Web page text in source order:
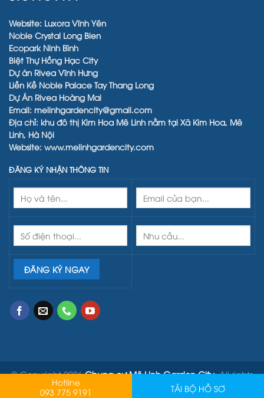
Website: Luxora Vĩnh Yên
Noble Crystal Long Bien
Ecopark Ninh Bình
Biệt Thự Hồng Hạc City
Dự án Rivea Vĩnh Hưng
Liền Kề Noble Palace Tay Thang Long
Dự Án Rivea Hoàng Mai
Email: melinhgardencity@gmail.com
Địa chỉ: khu đô thị Kim Hoa Mê Linh nằm tại Xã Kim Hoa, Mê
Linh, Hà Nội
Website: www.melinhgardencity.com
ĐĂNG KÝ NHẬN THÔNG TIN
© Copyright2026Chung cư Mê Linh Garden City. All rights
Hotline
093 775 9191
TẢI BỘ HỒ SƠ